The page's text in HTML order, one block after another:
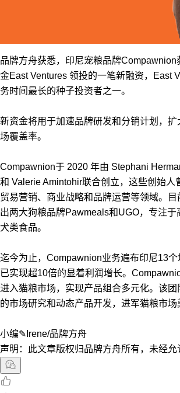
品牌方舟获悉，印尼宠粮品牌Compawnion
金East Ventures 领投的一笔新融资，East
务时间最长的种子投资者之一。
新资金将用于加速品牌研发和分销计划，
场覆盖率。
Compawnion于 2020 年由 Stephani
和 Valerie Amintohir联合创立，这些创始人
贸易营销、商业战略和品牌运营等领域。
出两大狗粮品牌Pawmeals和UGO，专注于
犬类食品。
迄今为止，Compawnion业务遍布印尼13
已实现超10倍的显着利润增长。
进入猫粮市场，实现产品组合多元化。该
的市场研究和动态产品开发，进军猫粮市场
小编✎Irene/品牌方舟
声明：此文章版权归品牌方舟所有，未经允